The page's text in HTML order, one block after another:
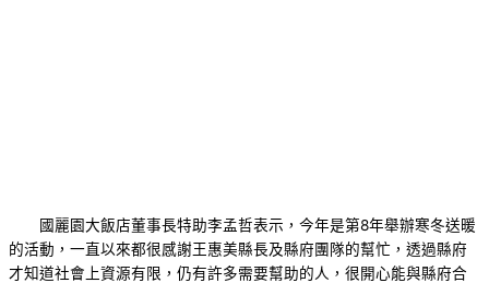
國麗園大飯店董事長特助李孟哲表示，今年是第8年舉辦寒冬送暖
的活動，一直以來都很感謝王惠美縣長及縣府團隊的幫忙，透過縣府
才知道社會上資源有限，仍有許多需要幫助的人，很開心能與縣府合